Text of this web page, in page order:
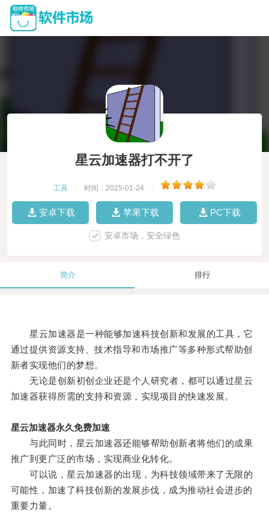
星云加速器打不开了
工具 时间：2025-01-24
安卓下载 苹果下载 PC下载
安卓市场，安全绿色
简介 排行
星云加速器是一种能够加速科技创新和发展的工具，它
通过提供资源支持、技术指导和市场推广等多种形式帮助创
新者实现他们的梦想。
无论是创新初创企业还是个人研究者，都可以通过星云
加速器获得所需的支持和资源，实现项目的快速发展。
星云加速器永久免费加速
与此同时，星云加速器还能够帮助创新者将他们的成果
推广到更广泛的市场，实现商业化转化。
可以说，星云加速器的出现，为科技领域带来了无限的
可能性，加速了科技创新的发展步伐，成为推动社会进步的
重要力量。